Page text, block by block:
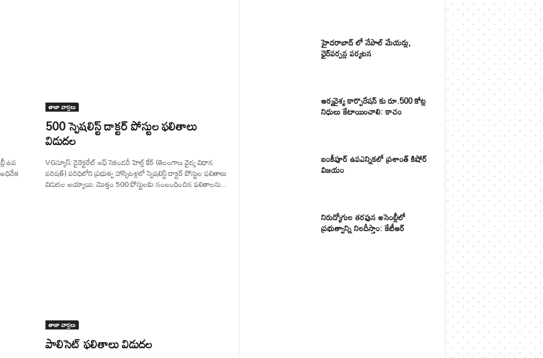
ఉప
తాజా వార్తలు
500 స్పెషలిస్ట్ డాక్టర్ పోస్టుల ఫలితాలు
విడుదల
VGన్యూస్: డైరెక్టరేట్ ఆఫ్ సెకండరీ హెల్త్ కేర్ (తెలంగాణ వైద్య విధాన
పరిషత్) పరిధిలోని ప్రభుత్వ హాస్పిటళ్లలో స్పెషలిస్ట్ డాక్టర్ పోస్టుల ఫలితాలు
విడుదల అయ్యాయి. మొత్తం 500 పోస్టులకు సంబంధించిన ఫలితాలను...
తాజా వార్తలు
పాలిసెట్ ఫలితాలు విడుదల
హైదరాబాద్ లో నేపాల్ మేయర్లు,
ఛైర్‌పర్సన్ల పర్యటన
ఆర్యవైశ్య కార్పొరేషన్ కు రూ.500 కోట్ల
నిధులు కేటాయించాలి: కాచం
బంకీపూర్ ఉపఎన్నికలో ప్రశాంత్ కిషోర్
విజయం
నిరుద్యోగుల తరఫున అసెంబ్లీలో
ప్రభుత్వాన్ని నిలదీస్తాం: కేటీఆర్